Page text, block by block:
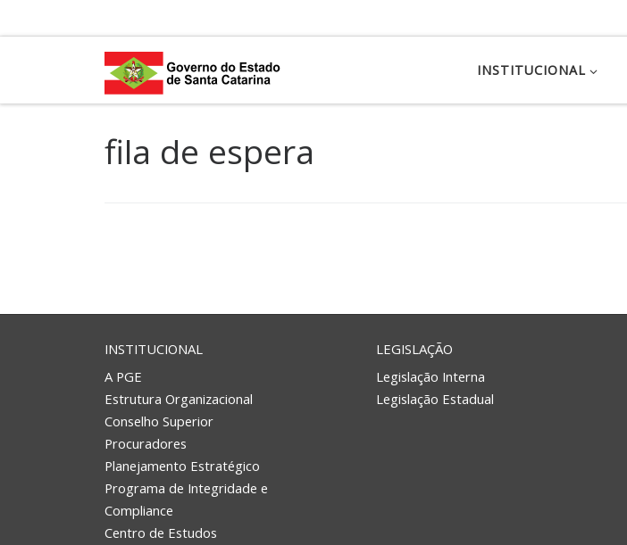
INSTITUCIONAL
fila de espera
INSTITUCIONAL
A PGE
Estrutura Organizacional
Conselho Superior
Procuradores
Planejamento Estratégico
Programa de Integridade e
Compliance
Centro de Estudos
LEGISLAÇÃO
Legislação Interna
Legislação Estadual